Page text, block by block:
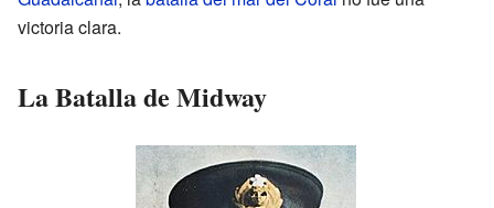
victoria clara.
La Batalla de Midway